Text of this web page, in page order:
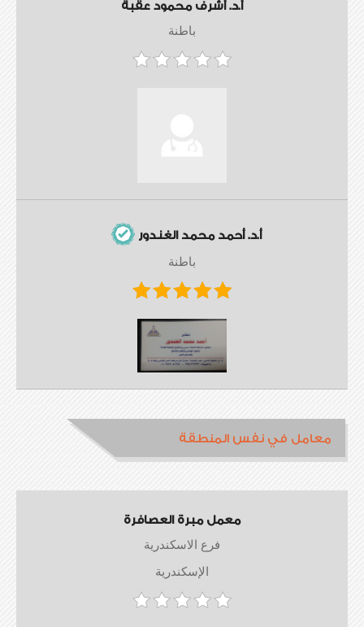
أ.د. أشرف محمود عقبة
باطنة
أ.د. أحمد محمد الغندور
باطنة
معامل في نفس المنطقة
معمل مبرة العصافرة
فرع الاسكندرية
الإسكندرية